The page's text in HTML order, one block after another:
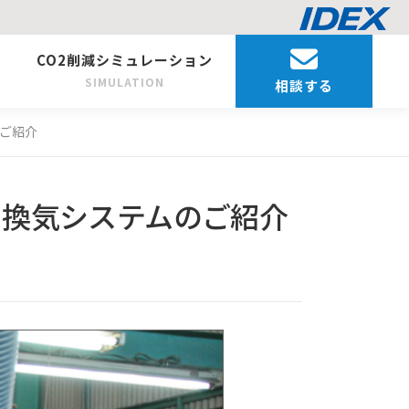
CO2削減シミュレーション
SIMULATION 相談する
紹介
気システムのご紹介